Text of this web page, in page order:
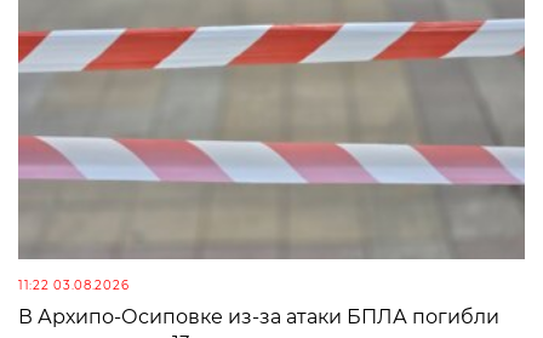
11:22 03.08.2026
В Архипо-Осиповке из-за атаки БПЛА погибли